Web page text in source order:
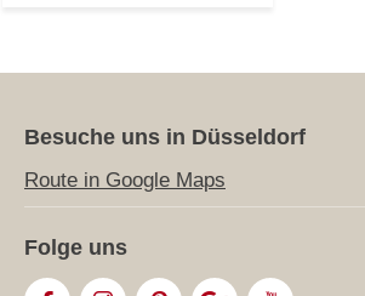
Besuche uns in Düsseldorf
Route in Google Maps
Folge uns